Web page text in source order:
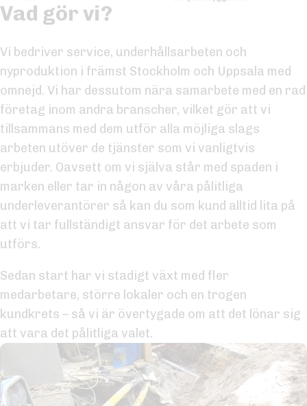
Vad gör vi?
Vi bedriver service, underhållsarbeten och
nyproduktion i främst Stockholm och Uppsala med
omnejd. Vi har dessutom nära samarbete med en rad
företag inom andra branscher, vilket gör att vi
tillsammans med dem utför alla möjliga slags
arbeten utöver de tjänster som vi vanligtvis
erbjuder. Oavsett om vi själva står med spaden i
marken eller tar in någon av våra pålitliga
underleverantörer så kan du som kund alltid lita på
att vi tar fullständigt ansvar för det arbete som
utförs.
Sedan start har vi stadigt växt med fler
medarbetare, större lokaler och en trogen
kundkrets – så vi är övertygade om att det lönar sig
att vara det pålitliga valet.